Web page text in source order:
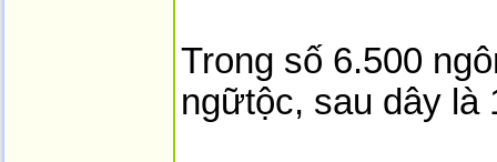
Trong số 6.500
ngữtộc, sau dây là